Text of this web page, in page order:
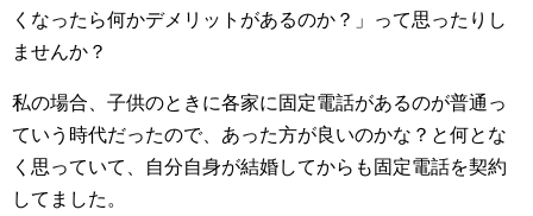
くなったら何かデメリットがあるのか？」って思ったりし
ませんか？
私の場合、子供のときに各家に固定電話があるのが普通っ
ていう時代だったので、あった方が良いのかな？と何とな
く思っていて、自分自身が結婚してからも固定電話を契約
してました。